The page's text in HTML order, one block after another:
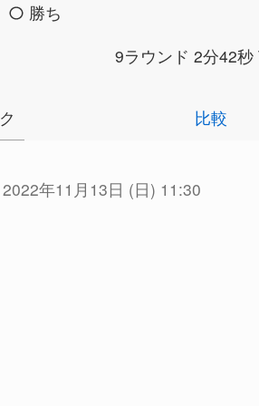
勝ち
9ラウンド 2分42秒
比較
2022年11月13日 (日) 11:30